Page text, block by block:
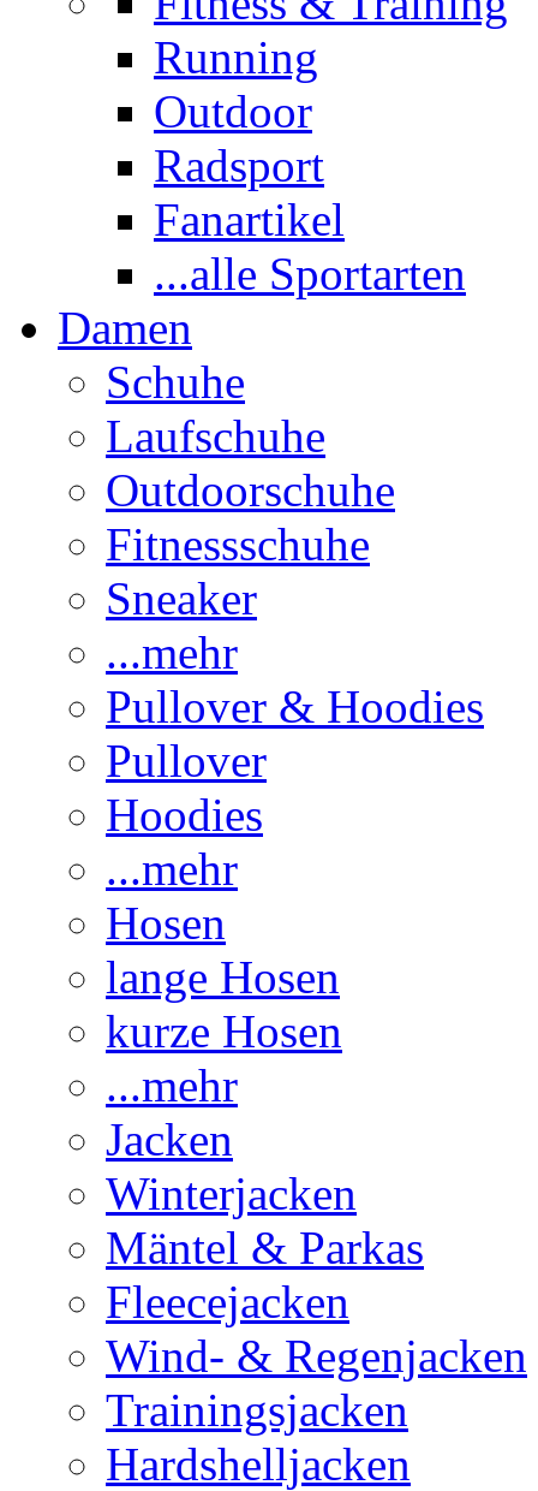
Running
Outdoor
Radsport
Fanartikel
...alle Sportarten
Damen
Schuhe
Laufschuhe
Outdoorschuhe
Fitnessschuhe
Sneaker
...mehr
Pullover & Hoodies
Pullover
Hoodies
...mehr
Hosen
lange Hosen
kurze Hosen
...mehr
Jacken
Winterjacken
Mäntel & Parkas
Fleecejacken
Wind- & Regenjacken
Trainingsjacken
Hardshelljacken